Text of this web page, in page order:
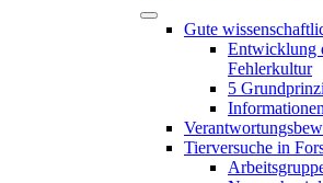
Gute
Entwicklung
Fehlerkultur
5
Tierversuche in